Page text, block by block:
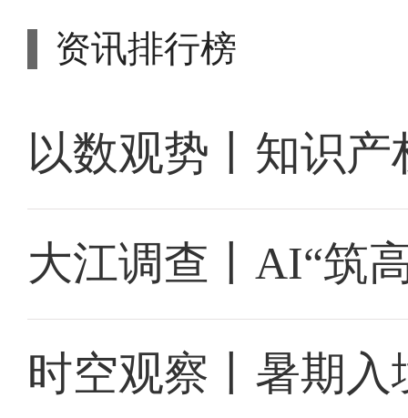
资讯排行榜
以数观势丨知识
大江调查丨AI“筑
时空观察丨暑期入